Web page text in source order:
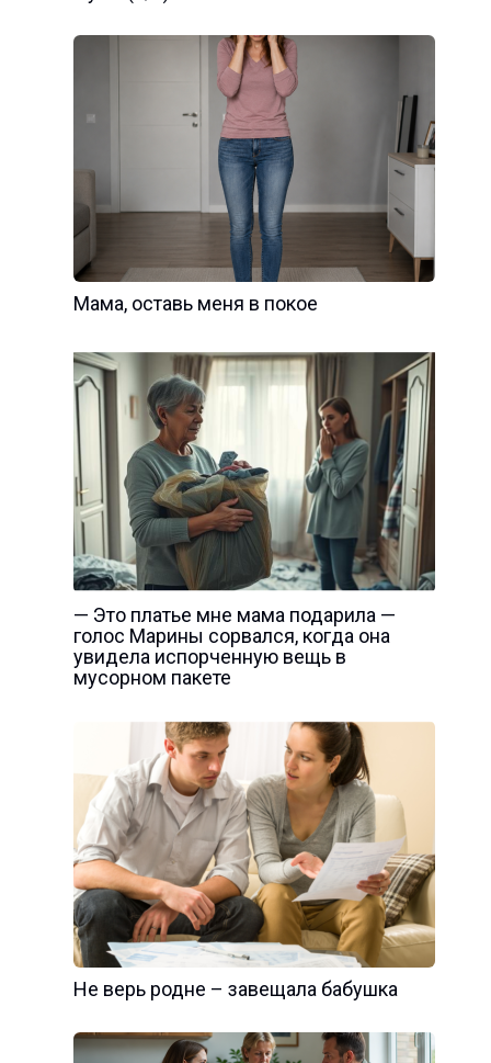
Мама, оставь меня в покое
— Это платье мне мама подарила —
голос Марины сорвался, когда она
увидела испорченную вещь в
мусорном пакете
Не верь родне – завещала бабушка